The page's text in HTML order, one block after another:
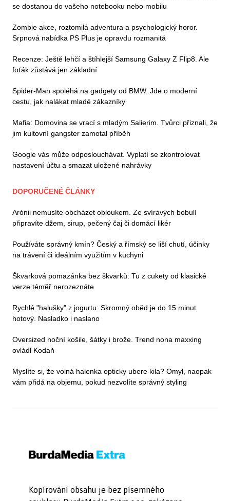
se dostanou do vašeho notebooku nebo mobilu
Zombie akce, roztomilá adventura a psychologický horor.
Srpnová nabídka PS Plus je opravdu rozmanitá
Recenze: Ještě lehčí a štíhlejší Samsung Galaxy Z Flip8. Ale
foťák zůstává jen základní
Spider-Man spoléhá na gadgety od BMW. Jde o moderní
cestu, jak nalákat mladé zákazníky
Mafia: Domovina se vrací s mladým Salierim. Tvůrci přiznali, že
jim kultovní gangster zamotal příběh
Google vás může odposlouchávat. Vyplatí se zkontrolovat
nastavení účtu a smazat uložené nahrávky
DOPORUČENÉ ČLÁNKY
Arónii nemusíte obcházet obloukem. Ze svíravých bobulí
připravíte džem, sirup, pečený čaj či domácí likér
Používáte správný kmín? Český a římský se liší chutí, účinky
na trávení či ideálním využitím v kuchyni
Škvarková pomazánka bez škvarků: Tu z cukety od klasické
verze téměř nerozeznáte
Rychlé "halušky" z jogurtu: Skromný oběd je do 15 minut
hotový. Nasladko i naslano
Oversized noční košile, šátky i brože. Trend nona maxxing
ovládl Kodaň
Myslíte si, že volná halenka opticky ubere kila? Omyl, naopak
vám přidá na objemu, pokud nezvolíte správný styling
Kopírování obsahu je bez písemného